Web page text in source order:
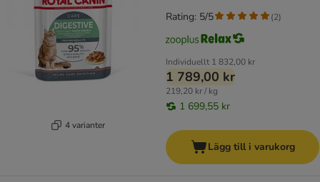
4 varianter
Individuellt 1 832,00 kr
1 789,00 kr
219,20 kr / kg
1 699,55 kr
Rating: 5/5 (2)
Lägg till i varukorg